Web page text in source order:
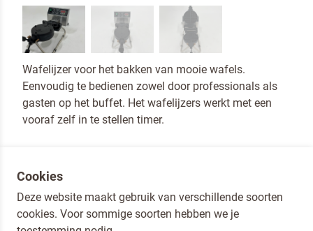
Wafelijzer voor het bakken van mooie wafels.
Eenvoudig te bedienen zowel door professionals als
gasten op het buffet. Het wafelijzers werkt met een
vooraf zelf in te stellen timer.
€ 495,00
Cookies
Deze website maakt gebruik van verschillende soorten
cookies. Voor sommige soorten hebben we je